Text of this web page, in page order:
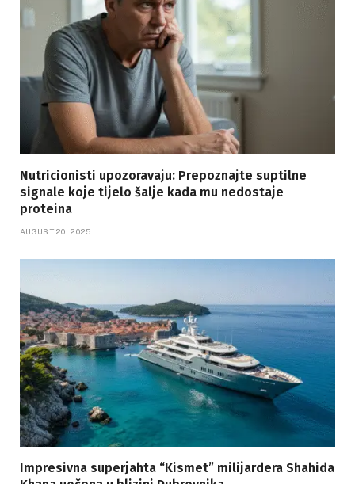
Nutricionisti upozoravaju: Prepoznajte suptilne
signale koje tijelo šalje kada mu nedostaje
proteina
AUGUST 20, 2025
Impresivna superjahta “Kismet” milijardera Shahida